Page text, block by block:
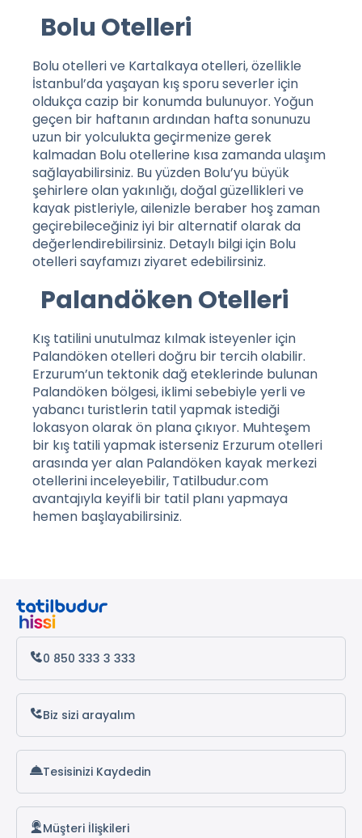
Bolu Otelleri
Bolu otelleri ve Kartalkaya otelleri, özellikle
İstanbul’da yaşayan kış sporu severler için
oldukça cazip bir konumda bulunuyor. Yoğun
geçen bir haftanın ardından hafta sonunuzu
uzun bir yolculukta geçirmenize gerek
kalmadan Bolu otellerine kısa zamanda ulaşım
sağlayabilirsiniz. Bu yüzden Bolu’yu büyük
şehirlere olan yakınlığı, doğal güzellikleri ve
kayak pistleriyle, ailenizle beraber hoş zaman
geçirebileceğiniz iyi bir alternatif olarak da
değerlendirebilirsiniz. Detaylı bilgi için Bolu
otellerisayfamızı ziyaret edebilirsiniz.
Palandöken Otelleri
Kış tatilini unutulmaz kılmak isteyenler için
Palandöken otelleridoğru bir tercih olabilir.
Erzurum’un tektonik dağ eteklerinde bulunan
Palandöken bölgesi, iklimi sebebiyle yerli ve
yabancı turistlerin tatil yapmak istediği
lokasyon olarak ön plana çıkıyor. Muhteşem
bir kış tatili yapmak isterseniz Erzurum otelleri
arasında yer alan Palandöken kayak merkezi
otellerini inceleyebilir, Tatilbudur.com
avantajıyla keyifli bir tatil planı yapmaya
hemen başlayabilirsiniz.
0 850 333 3 333
Biz sizi arayalım
Tesisinizi Kaydedin
Müşteri İlişkileri